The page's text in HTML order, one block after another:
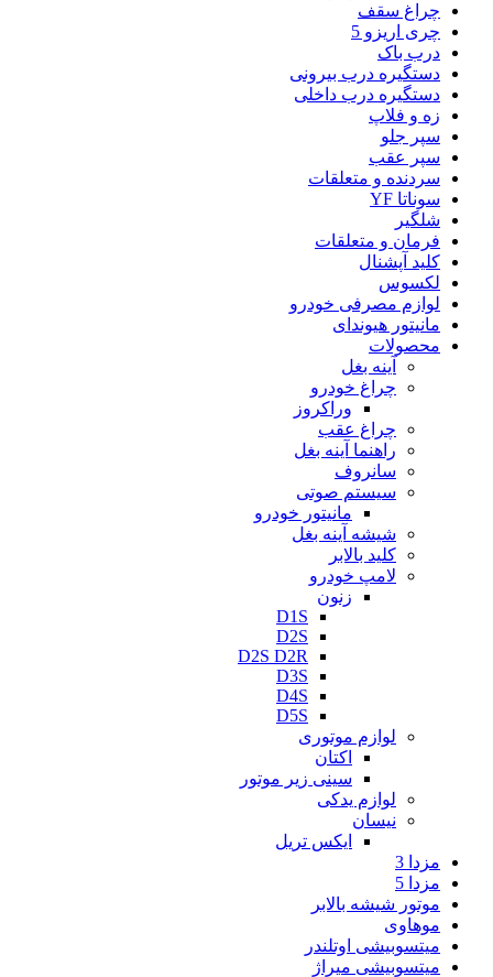
چراغ سقف
چری اریزو 5
درب باک
دستگیره درب بیرونی
دستگیره درب داخلی
زه و فلاپ
سپر جلو
سپر عقب
سردنده و متعلقات
سوناتا YF
شلگیر
فرمان و متعلقات
کلید آپشنال
لکسوس
لوازم مصرفی خودرو
مانیتور هیوندای
محصولات
آینه بغل
چراغ خودرو
وراکروز
چراغ عقب
راهنما آینه بغل
سانروف
سیستم صوتی
مانیتور خودرو
شیشه آینه بغل
کلید بالابر
لامپ خودرو
زنون
D1S
D2S
D2S D2R
D3S
D4S
D5S
لوازم موتوری
اکتان
سینی زیر موتور
لوازم یدکی
نیسان
ایکس تریل
مزدا 3
مزدا 5
موتور شیشه بالابر
موهاوی
میتسوبیشی اوتلندر
میتسوبیشی میراژ